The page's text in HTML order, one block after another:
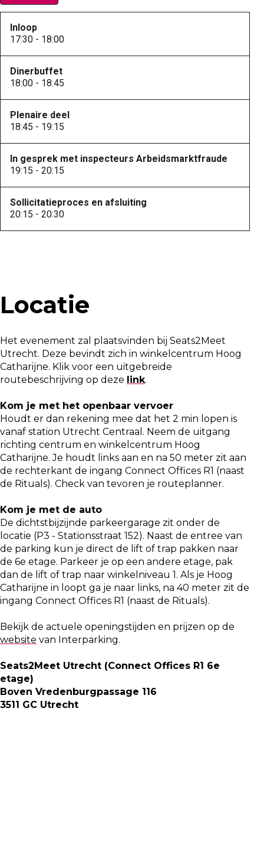
Inloop
17:30 - 18:00
Dinerbuffet
18:00 - 18:45
Plenaire deel
18:45 - 19:15
In gesprek met inspecteurs Arbeidsmarktfraude
19:15 - 20:15
Sollicitatieproces en afsluiting
20:15 - 20:30
Locatie
Het evenement zal plaatsvinden bij Seats2Meet
Utrecht. Deze bevindt zich in winkelcentrum Hoog
Catharijne. Klik voor een uitgebreide
routebeschrijving op deze link.
Kom je met het openbaar vervoer
Houdt er dan rekening mee dat het 2 min lopen is
vanaf station Utrecht Centraal. Neem de uitgang
richting centrum en winkelcentrum Hoog
Catharijne. Je houdt links aan en na 50 meter zit aan
de rechterkant de ingang Connect Offices R1 (naast
de Rituals). Check van tevoren je routeplanner.
Kom je met de auto
De dichtstbijzijnde parkeergarage zit onder de
locatie (P3 - Stationsstraat 152). Naast de entree van
de parking kun je direct de lift of trap pakken naar
de 6e etage. Parkeer je op een andere etage, pak
dan de lift of trap naar winkelniveau 1. Als je Hoog
Catharijne in loopt ga je naar links, na 40 meter zit de
ingang Connect Offices R1 (naast de Rituals).
Bekijk de actuele openingstijden en prijzen op de
website van Interparking.
Seats2Meet Utrecht (Connect Offices R1 6e
etage)
Boven Vredenburgpassage 116
3511 GC Utrecht